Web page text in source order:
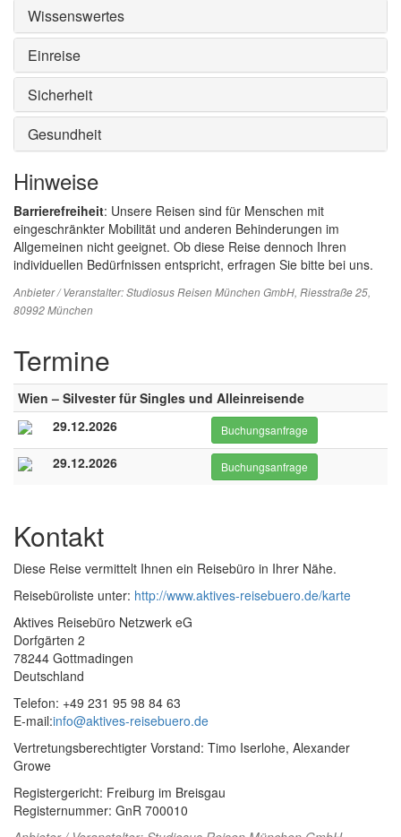
Wissenswertes
Einreise
Sicherheit
Gesundheit
Hinweise
Barrierefreiheit: Unsere Reisen sind für Menschen mit
eingeschränkter Mobilität und anderen Behinderungen im
Allgemeinen nicht geeignet. Ob diese Reise dennoch Ihren
individuellen Bedürfnissen entspricht, erfragen Sie bitte bei uns.
Anbieter / Veranstalter:Studiosus Reisen München GmbH, Riesstraße 25,
80992 München
Termine
Wien – Silvester für Singles und Alleinreisende
29.12.2026
Buchungsanfrage
29.12.2026 Buchungsanfrage
Kontakt
Diese Reise vermittelt Ihnen ein Reisebüro in Ihrer Nähe.
Reisebüroliste unter: http://www.aktives-reisebuero.de/karte
Aktives Reisebüro Netzwerk eG
Dorfgärten 2
78244 Gottmadingen
Deutschland
Telefon: +49 231 95 98 84 63
E-mail:info@aktives-reisebuero.de
Vertretungsberechtigter Vorstand: Timo Iserlohe, Alexander
Growe
Registergericht: Freiburg im Breisgau
Registernummer: GnR 700010